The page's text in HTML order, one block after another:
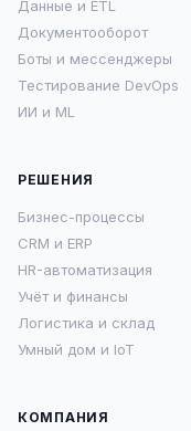
Данные и ETL
Документооборот
Боты и мессенджеры
Тестирование DevOps
ИИ и ML
РЕШЕНИЯ
Бизнес-процессы
CRM и ERP
HR-автоматизация
Учёт и финансы
Логистика и склад
Умный дом и IoT
КОМПАНИЯ